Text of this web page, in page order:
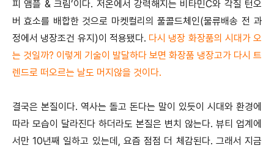
피 앰플 & 크림’이다. 저온에서 강력해지는 비타민C와 각질 턴오
버 효소를 배합한 것으로 마켓컬리의 풀콜드체인(물류배송 전 과
정에서 냉장조건 유지)이 적용됐다. 다시 냉장 화장품의 시대가 오
는 것일까? 이렇게 기술이 발달하다 보면 화장품 냉장고가 다시 트
렌드로 떠오르는 날도 머지않을 것이다.
결국은 본질이다. 역사는 돌고 돈다는 말이 있듯이 시대와 환경에
따라 모습이 달라진다 하더라도 본질은 변치 않는다. 뷰티 업계에
서만 10년째 일하고 있는데, 요즘 점점 더 체감된다. 그래서 지금